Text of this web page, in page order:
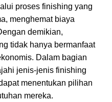
proses finishing yang
menghemat biaya
demikian,
tidak hanya bermanfaat
Dalam bagian
jenis-jenis finishing
menentukan pilihan
mereka.